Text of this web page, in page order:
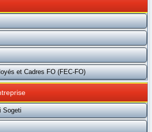
et Cadres FO (FEC-FO)
Sogeti